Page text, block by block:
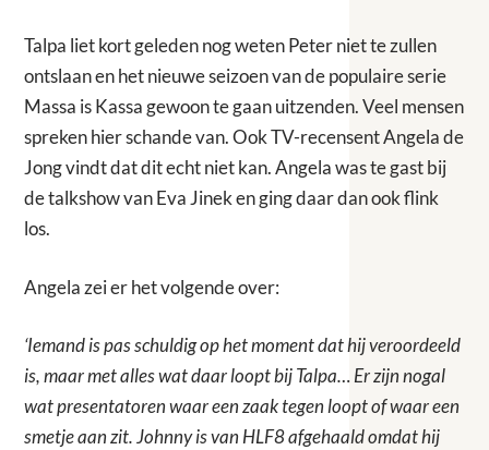
Talpa liet kort geleden nog weten Peter niet te zullen
ontslaan en het nieuwe seizoen van de populaire serie
Massa is Kassa gewoon te gaan uitzenden. Veel mensen
spreken hier schande van. Ook TV-recensent Angela de
Jong vindt dat dit echt niet kan. Angela was te gast bij
de talkshow van Eva Jinek en ging daar dan ook flink
los.
Angela zei er het volgende over:
‘Iemand is pas schuldig op het moment dat hij veroordeeld
is, maar met alles wat daar loopt bij Talpa… Er zijn nogal
wat presentatoren waar een zaak tegen loopt of waar een
smetje aan zit. Johnny is van HLF8 afgehaald omdat hij